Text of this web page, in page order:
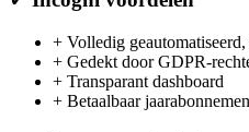
+ Volledig
+ Gedekt door GDPR-
+ Transparant dashboard
+ Betaalbaar